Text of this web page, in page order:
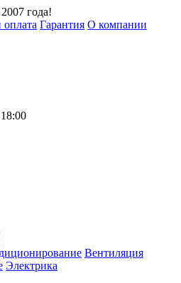
года!
оплата Гарантия О компании
Вентиляция
Электрика